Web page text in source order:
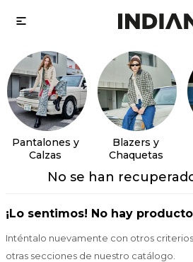

Pantalones y
Calzas
Blazers y
Chaquetas
No se han
¡Lo sentimos! No hay
Inténtalo nuevamente con otros
otras secciones de nuestro catálogo.